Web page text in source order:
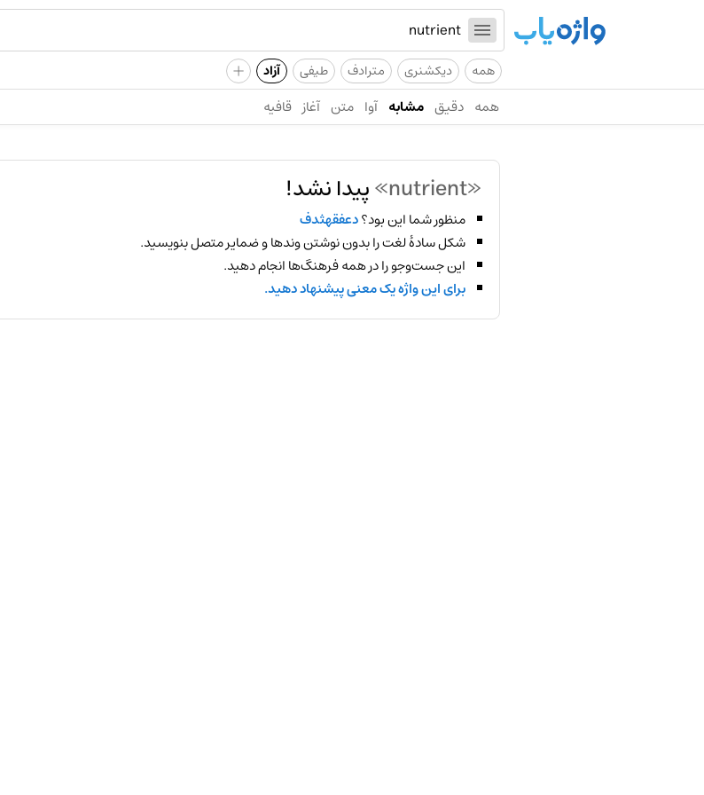
همه دیکشنری مترادف طیفی آزاد +
همه دقیق مشابه آوا متن آغاز قافیه
«nutrient» پیدا نشد!
منظور شما این بود؟دعفقهثدف
شکل سادهٔ لغت را بدون نوشتن وندها و ضمایر متصل بنویسید.
این جست‌وجو را در همه فرهنگ‌ها انجام دهید.
برای این واژه یک معنی پیشنهاد دهید.